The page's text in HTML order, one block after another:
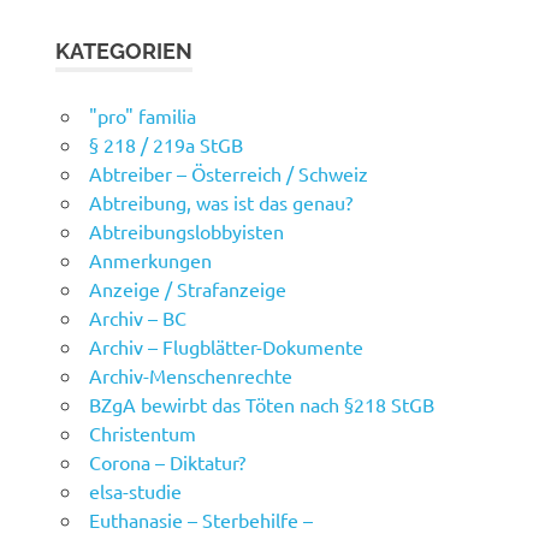
KATEGORIEN
"pro" familia
§ 218 / 219a StGB
Abtreiber – Österreich / Schweiz
Abtreibung, was ist das genau?
Abtreibungslobbyisten
Anmerkungen
Anzeige / Strafanzeige
Archiv – BC
Archiv – Flugblätter-Dokumente
Archiv-Menschenrechte
BZgA bewirbt das Töten nach §218 StGB
Christentum
Corona – Diktatur?
elsa-studie
Euthanasie – Sterbehilfe –